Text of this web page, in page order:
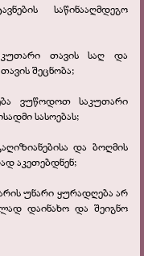
საწინააღმდეგო
თავის საღ და
შეცნობა;
ვუწოდოთ საკუთარი
სასოებას;
და ბოღმის
აკეთებდნენ;
უნარი ყურადღება არ
დაინახო და შეიგნო